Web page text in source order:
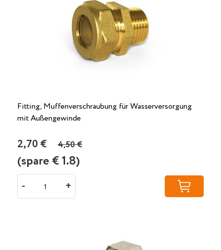
Fitting, Muffenverschraubung für Wasserversorgung
mit Außengewinde
2,70 € 4,50 €
(spare €1.8)
- +